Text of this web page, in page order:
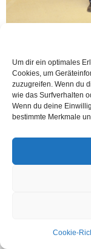
Um dir ein optimales
Cookies, um
zuzugreifen. Wenn du
wie das Surfverhalten
Wenn du deine
bestimmte Merkmale
Cookie-
Kontakt